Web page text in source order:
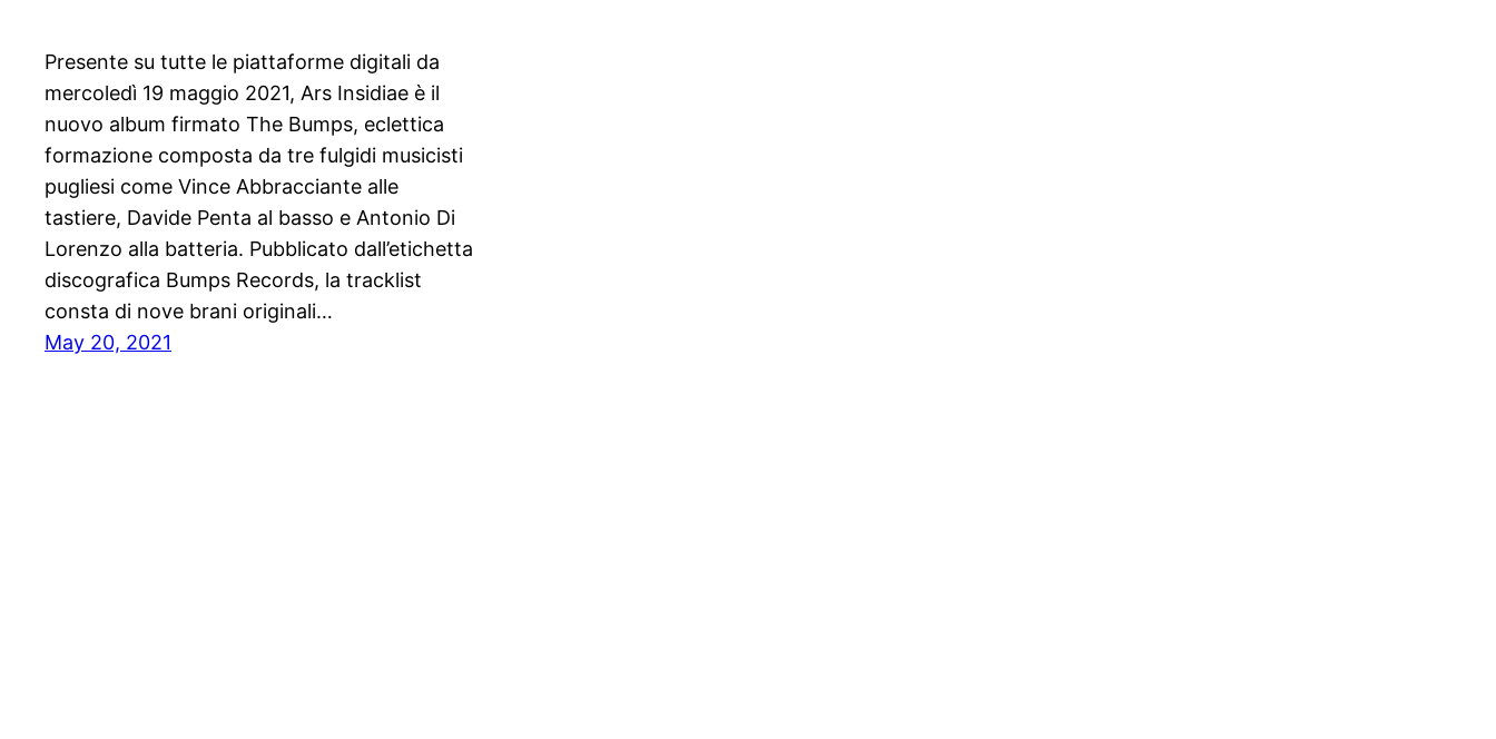
Presente su tutte le piattaforme digitali da
mercoledì 19 maggio 2021, Ars Insidiae è il
nuovo album firmato The Bumps, eclettica
formazione composta da tre fulgidi musicisti
pugliesi come Vince Abbracciante alle
tastiere, Davide Penta al basso e Antonio Di
Lorenzo alla batteria. Pubblicato dall’etichetta
discografica Bumps Records, la tracklist
consta di nove brani originali…
May 20, 2021